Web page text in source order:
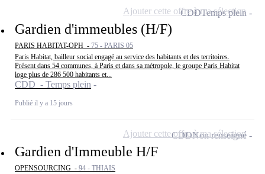
Gardien d'immeubles (H/F)
PARIS HABITAT-OPH - 75 - PARIS 05
Paris Habitat, bailleur social engagé au service des habitants et des territoires.
Présent dans 54 communes, à Paris et dans sa métropole, le groupe Paris Habitat
loge plus de 286 500 habitants et...
CDD - Temps plein
Publié il y a 15 jours
CDDTemps plein
Ajouter cette offre à ma sélection
Gardien d'Immeuble H/F
OPENSOURCING - 94 - THIAIS
CDDNon renseigné
Ajouter cette offre à ma sélection